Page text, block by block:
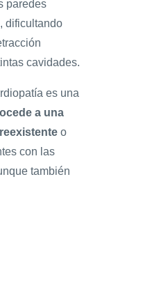
paredes
dificultando
cavidades.
es una
a una
o
con las
también